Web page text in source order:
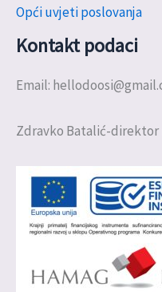
Opći uvjeti poslovanja
Kontakt podaci
Email:
Zdravko Batalić-direktor